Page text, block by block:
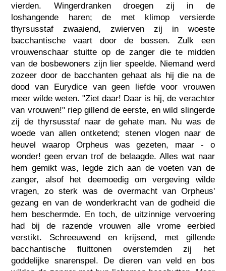
vierden. Wingerdranken droegen zij in de
loshangende haren; de met klimop versierde
thyrsusstaf zwaaiend, zwierven zij in woeste
bacchantische vaart door de bossen. Zulk een
vrouwenschaar stuitte op de zanger die te midden
van de bosbewoners zijn lier speelde. Niemand werd
zozeer door de bacchanten gehaat als hij die na de
dood van Eurydice van geen liefde voor vrouwen
meer wilde weten. "Ziet daar! Daar is hij, de verachter
van vrouwen!" riep gillend de eerste, en wild slingerde
zij de thyrsusstaf naar de gehate man. Nu was de
woede van allen ontketend; stenen vlogen naar de
heuvel waarop Orpheus was gezeten, maar - o
wonder! geen ervan trof de belaagde. Alles wat naar
hem gemikt was, legde zich aan de voeten van de
zanger, alsof het deemoedig om vergeving wilde
vragen, zo sterk was de overmacht van Orpheus'
gezang en van de wonderkracht van de godheid die
hem beschermde. En toch, de uitzinnige vervoering
had bij de razende vrouwen alle vrome eerbied
verstikt. Schreeuwend en krijsend, met gillende
bacchantische fluittonen overstemden zij het
goddelijke snarenspel. De dieren van veld en bos